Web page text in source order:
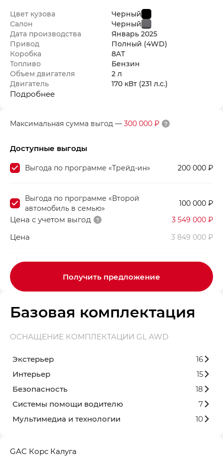
Цвет кузова
Черный
Салон
Черный
Дата производства
Январь 2025
Привод
Полный (4WD)
Коробка
8AT
Топливо
Бензин
Объем двигателя
2 л
Двигатель
170 кВт (231 л.с.)
Подробнее
Максимальная сумма выгод — 300 000 ₽
Доступные выгоды
200 000 ₽
Выгода по программе «Трейд-ин»
100 000 ₽
Выгода по программе «Второй
автомобиль в семью»
Цена с учетом выгод 3 549 000 ₽
Цена 3 849 000 ₽
Получить предложение
Базовая комплектация
ОСНАЩЕНИЕ КОМПЛЕКТАЦИИ GL AWD
Экстерьер
16
Интерьер
15
Безопасность
18
Системы помощи водителю
7
Мультимедиа и технологии
10
GAC Корс Калуга